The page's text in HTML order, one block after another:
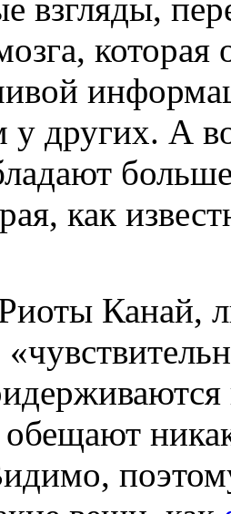
взгляды,
которая
у других. А
как
Канай,
обещают